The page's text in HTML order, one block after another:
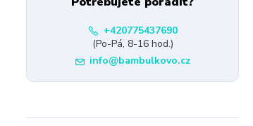
+420775437690
(Po-Pá, 8-16 hod.)
info@bambulkovo.cz